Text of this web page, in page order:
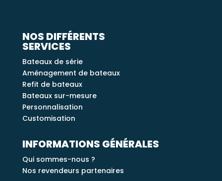
NOS DIFFÉRENTS
SERVICES
Bateaux de série
Aménagement de bateaux
Refit de bateaux
Bateaux sur-mesure
Personnalisation
Customisation
INFORMATIONS GÉNÉRALES
Qui sommes-nous ?
Nos revendeurs partenaires